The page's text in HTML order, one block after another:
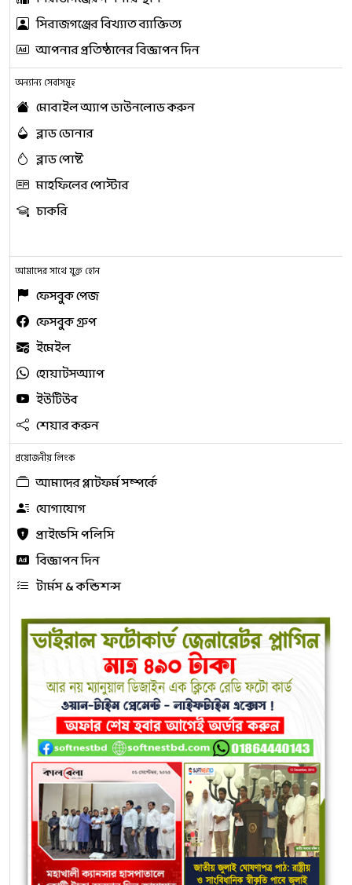
সিরাজগঞ্জের বিখ্যাত ব্যাক্তিত্য
আপনার প্রতিষ্ঠানের বিজ্ঞাপন দিন
অন্যান্য সেবাসমূহ
মোবাইল অ্যাপ ডাউনলোড করুন
ব্লাড ডোনার
ব্লাড পোষ্ট
মাহফিলের পোস্টার
চাকরি
আমাদের সাথে যুক্ত হোন
ফেসবুক পেজ
ফেসবুক গ্রুপ
ইমেইল
হোয়াটসঅ্যাপ
ইউটিউব
শেয়ার করুন
প্রয়োজনীয় লিংক
আমাদের প্লাটফর্ম সম্পর্কে
যোগাযোগ
প্রাইভেসি পলিসি
বিজ্ঞাপন দিন
টার্মস & কন্ডিশন্স